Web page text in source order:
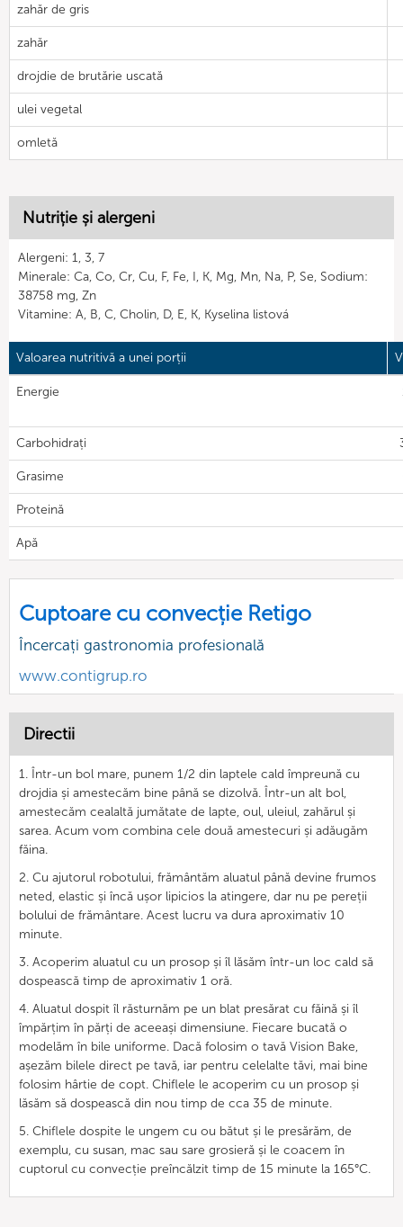
zahăr de gris
zahăr
drojdie de brutărie uscată
ulei vegetal
omletă
Nutriție și alergeni
Alergeni: 1, 3, 7
Minerale: Ca, Co, Cr, Cu, F, Fe, I, K, Mg, Mn, Na, P, Se, Sodium:
38758 mg, Zn
Vitamine: A, B, C, Cholin, D, E, K, Kyselina listová
Valoarea nutritivă a unei porții
Energie
Carbohidrați
Grasime
Proteină
Apă
Cuptoare cu convecție Retigo
Încercați gastronomia profesională
www.contigrup.ro
Directii
1. Într-un bol mare, punem 1/2 din laptele cald împreună cu
drojdia și amestecăm bine până se dizolvă. Într-un alt bol,
amestecăm cealaltă jumătate de lapte, oul, uleiul, zahărul și
sarea. Acum vom combina cele două amestecuri și adăugăm
făina.
2. Cu ajutorul robotului, frământăm aluatul până devine frumos
neted, elastic și încă ușor lipicios la atingere, dar nu pe pereții
bolului de frământare. Acest lucru va dura aproximativ 10
minute.
3. Acoperim aluatul cu un prosop și îl lăsăm într-un loc cald să
dospească timp de aproximativ 1 oră.
4. Aluatul dospit îl răsturnăm pe un blat presărat cu făină și îl
împărțim în părți de aceeași dimensiune. Fiecare bucată o
modelăm în bile uniforme. Dacă folosim o tavă Vision Bake,
așezăm bilele direct pe tavă, iar pentru celelalte tăvi, mai bine
folosim hârtie de copt. Chiflele le acoperim cu un prosop și
lăsăm să dospească din nou timp de cca 35 de minute.
5. Chiflele dospite le ungem cu ou bătut și le presărăm, de
exemplu, cu susan, mac sau sare grosieră și le coacem în
cuptorul cu convecție preîncălzit timp de 15 minute la 165°C.